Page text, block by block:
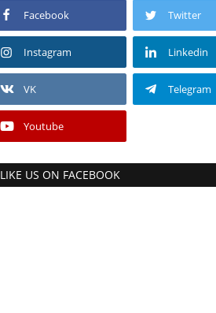
Facebook Twitter
Instagram Linkedin
VK Telegram
Youtube
LIKE US ON FACEBOOK